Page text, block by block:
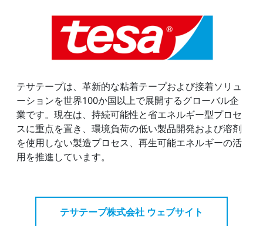
テサテープは、革新的な粘着テープおよび接着ソリュ
ーションを世界100か国以上で展開するグローバル企
業です。現在は、持続可能性と省エネルギー型プロセ
スに重点を置き、環境負荷の低い製品開発および溶剤
を使用しない製造プロセス、再生可能エネルギーの活
用を推進しています。
テサテープ株式会社 ウェブサイト